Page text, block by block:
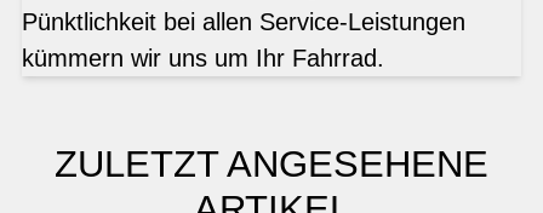
Pünktlichkeit bei allen Service-Leistungen
kümmern wir uns um Ihr Fahrrad.
ZULETZT ANGESEHENE